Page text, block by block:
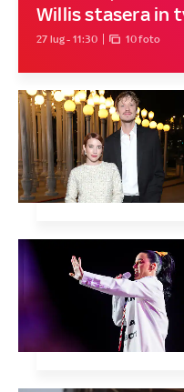
Willis stasera in
27 lug - 11:30 10 foto